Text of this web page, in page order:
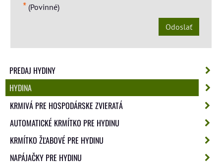
* (Povinné)
Odoslať
PREDAJ HYDINY
HYDINA
KRMIVÁ PRE HOSPODÁRSKE ZVIERATÁ
AUTOMATICKÉ KRMÍTKO PRE HYDINU
KRMÍTKO ŽĽABOVÉ PRE HYDINU
NAPÁJAČKY PRE HYDINU